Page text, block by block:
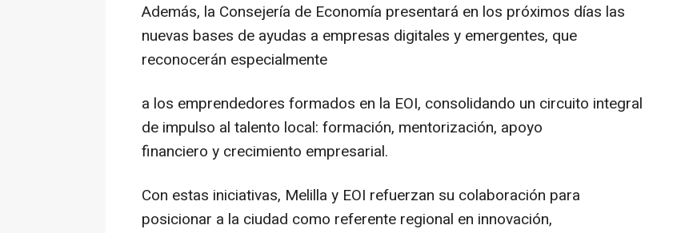
Además, la Consejería de Economía presentará en los próximos días las
nuevas bases de ayudas a empresas digitales y emergentes, que
reconocerán especialmente
a los emprendedores formados en la EOI, consolidando un circuito integral
de impulso al talento local: formación, mentorización, apoyo
financiero y crecimiento empresarial.
Con estas iniciativas, Melilla y EOI refuerzan su colaboración para
posicionar a la ciudad como referente regional en innovación,